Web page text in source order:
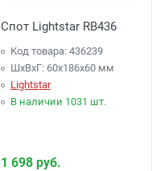
Спот Lightstar RB436
Код товара: 436239
ШхВхГ: 60x186x60 мм
Lightstar
В наличии 1031 шт.
1 698 руб.